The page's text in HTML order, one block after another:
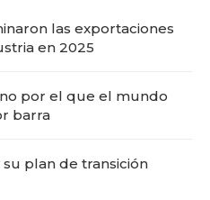
las exportaciones
en 2025
por el que el mundo
barra
plan de transición